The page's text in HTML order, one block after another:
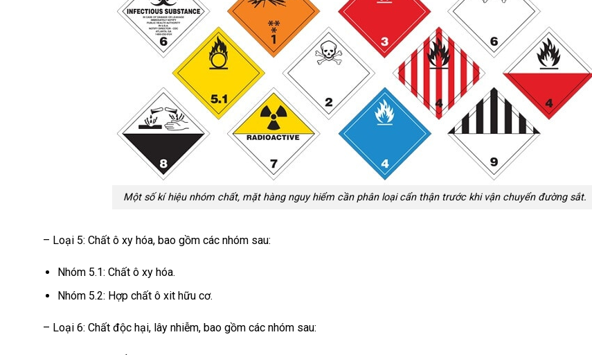
Một số kí hiệu nhóm chất, mặt hàng nguy hiểm cần phân loại cẩn thận trước khi vận chuyển đường sắt.
– Loại 5: Chất ô xy hóa, bao gồm các nhóm sau:
Nhóm 5.1: Chất ô xy hóa.
Nhóm 5.2: Hợp chất ô xit hữu cơ.
– Loại 6: Chất độc hại, lây nhiễm, bao gồm các nhóm sau: